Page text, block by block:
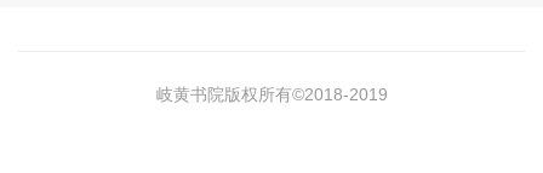
岐黄书院版权所有©2018-2019